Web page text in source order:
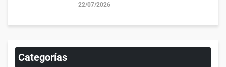
22/07/2026
Categorías